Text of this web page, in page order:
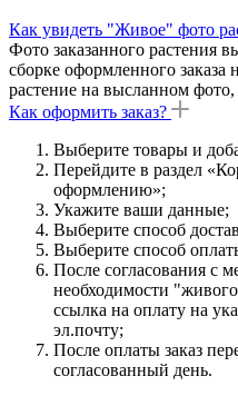
Как увидеть "Живое" фото
Фото заказанного растения
сборке оформленного заказа
растение на высланном
Как оформить заказ?
Выберите товары и
Перейдите в раздел
оформлению»;
Укажите ваши данные;
Выберите способ
Выберите способ
После согласования с
необходимости
ссылка на оплату на
эл.почту;
После оплаты заказ
согласованный день.